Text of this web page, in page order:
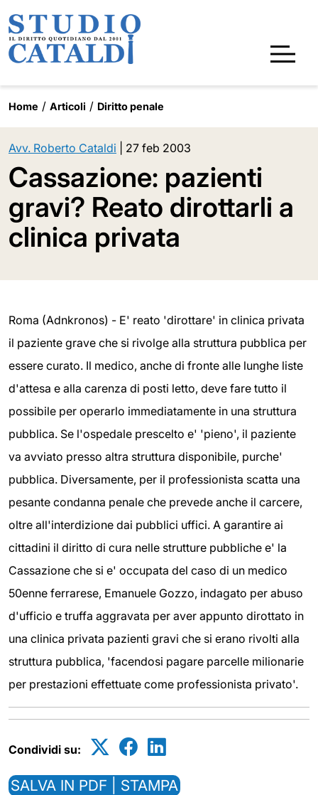
Home Articoli Diritto penale
Avv. Roberto Cataldi 27 feb 2003
Cassazione: pazienti
gravi? Reato dirottarli a
clinica privata
Roma (Adnkronos) - E' reato 'dirottare' in clinica privata
il paziente grave che si rivolge alla struttura pubblica per
essere curato. Il medico, anche di fronte alle lunghe liste
d'attesa e alla carenza di posti letto, deve fare tutto il
possibile per operarlo immediatamente in una struttura
pubblica. Se l'ospedale prescelto e' 'pieno', il paziente
va avviato presso altra struttura disponibile, purche'
pubblica. Diversamente, per il professionista scatta una
pesante condanna penale che prevede anche il carcere,
oltre all'interdizione dai pubblici uffici. A garantire ai
cittadini il diritto di cura nelle strutture pubbliche e' la
Cassazione che si e' occupata del caso di un medico
50enne ferrarese, Emanuele Gozzo, indagato per abuso
d'ufficio e truffa aggravata per aver appunto dirottato in
una clinica privata pazienti gravi che si erano rivolti alla
struttura pubblica, 'facendosi pagare parcelle milionarie
per prestazioni effettuate come professionista privato'.
Condividi su:
SALVA IN PDF | STAMPA